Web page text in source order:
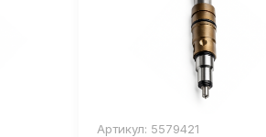
Артикул: 5579421